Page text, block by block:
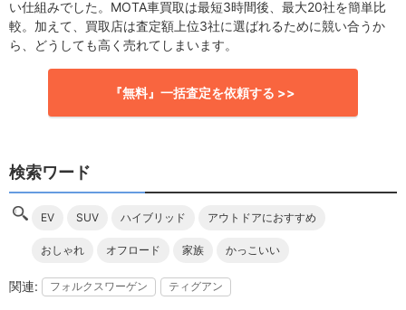
い仕組みでした。MOTA車買取は最短3時間後、最大20社を簡単比
較。加えて、買取店は査定額上位3社に選ばれるために競い合うか
ら、どうしても高く売れてしまいます。
『無料』一括査定を依頼する >>
検索ワード
EV SUV ハイブリッド アウトドアにおすすめ
おしゃれ オフロード 家族 かっこいい
フォルクスワーゲン ティグアン